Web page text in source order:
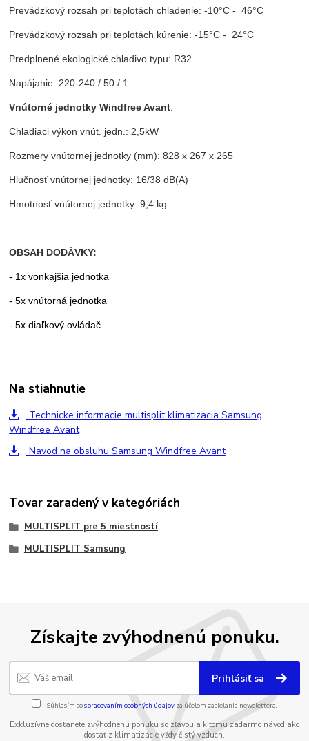
Prevádzkový rozsah pri teplotách chladenie: -10°C - 46°C
Prevádzkový rozsah pri teplotách kúrenie: -15°C - 24°C
Predplnené ekologické chladivo typu: R32
Napájanie: 220-240 / 50 / 1
Vnútorné jednotky Windfree Avant:
Chladiaci výkon vnút. jedn.: 2,5kW
Rozmery vnútornej jednotky (mm): 828 x 267 x 265
Hlučnosť vnútornej jednotky: 16/38 dB(A)
Hmotnosť vnútornej jednotky: 9,4 kg
OBSAH DODÁVKY:
- 1x vonkajšia jednotka
- 5x vnútorná jednotka
- 5x diaľkový ovládač
Na stiahnutie
Technicke informacie multisplit klimatizacia Samsung
Windfree Avant
Navod na obsluhu Samsung Windfree Avant
Tovar zaradený v kategóriách
MULTISPLIT pre 5 miestností
MULTISPLIT Samsung
Získajte zvýhodnenú ponuku.
Prihlásiť sa
Súhlasím sospracovaním osobných údajov za účelom zasielania newslettera.
Exkluzívne dostanete zvýhodnenú ponuku so zľavou a k tomu zadarmo návod ako
dostať z klimatizácie vždy čistý vzduch.